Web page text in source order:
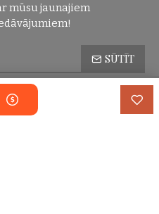
mūsu jaunajiem
SŪTĪT
Konfidencialitātes politika